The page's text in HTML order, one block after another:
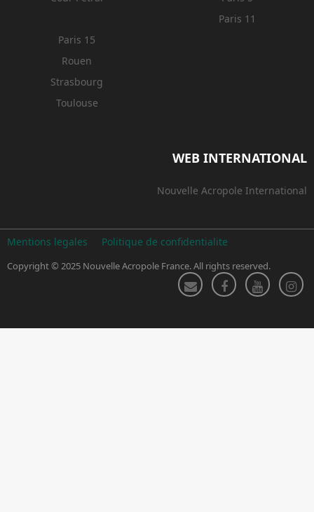
Paris 11
Paris 15
Rouen
Strasbourg
Toulouse
WEB INTERNATIONAL
Nouvelle Acropole International
Mentions legales Politique de confidentialite
Copyright © 2025 Nouvelle Acropole France. All rights reserved.